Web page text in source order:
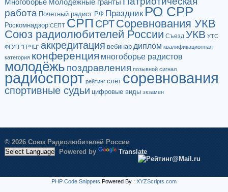
Многоборье Молодёжные гранты
работа Почетный радист РФ Праздник РО СРР
Роскомнадзор СЕПТ СРП СРТСоревнования УКВ
Союз радиолюбителей России Съезд УКВ УТС
ФГУП "ГРЧЦ" аккредитация вебинар диплом квалификационная
категория конференция многоборье радистов
молодёжь поздравления позывной сигнал
радиоспорт рейтинг слёт соревнования
спортивные судьи цифровые виды экзамен
© 2026 Союз Радиолюбителей России
Powered by
Translate
PHP Code Snippets Powered By : XYZScripts.com